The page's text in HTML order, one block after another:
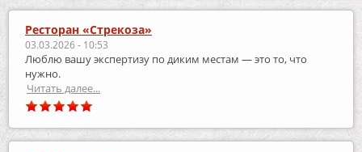
Ресторан «Стрекоза»
03.03.2026 - 10:53
Люблю вашу экспертизу по диким местам — это то, что
нужно.
Читать далее...